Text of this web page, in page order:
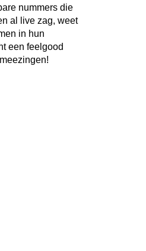
nummers die
al live zag, weet
in hun
een feelgood